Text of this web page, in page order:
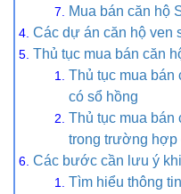
Mua bán căn hộ
Các dự án căn hộ ven
Thủ tục mua bán căn
Thủ tục mua bán
có sổ hồng
Thủ tục mua bán
trong trường hợp
Các bước cần lưu ý
Tìm hiểu thông